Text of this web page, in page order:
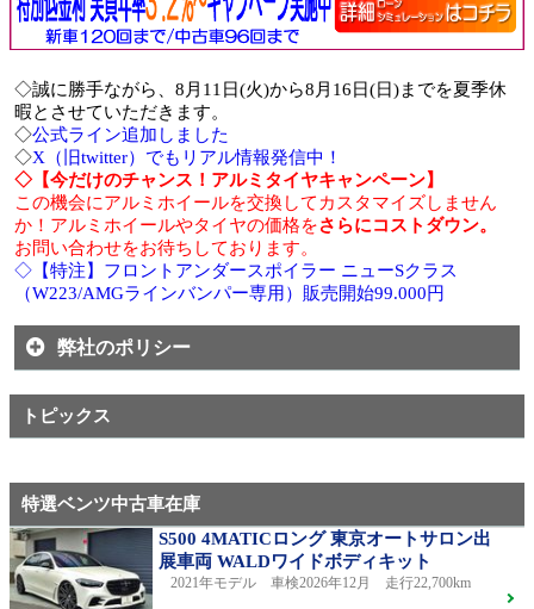
◇誠に勝手ながら、8月11日(火)から8月16日(日)までを夏季休
暇とさせていただきます。
◇公式ライン追加しました
◇X（旧twitter）でもリアル情報発信中！
◇【今だけのチャンス！アルミタイヤキャンペーン】
この機会にアルミホイールを交換してカスタマイズしません
か！アルミホイールやタイヤの価格をさらにコストダウン。
お問い合わせをお待ちしております。
◇【特注】フロントアンダースポイラー ニューSクラス
（W223/AMGラインバンパー専用）販売開始99.000円
弊社のポリシー
トピックス
特選ベンツ中古車在庫
S500 4MATICロング 東京オートサロン出
展車両 WALDワイドボディキット
2021年モデル 車検2026年12月 走行22,700km